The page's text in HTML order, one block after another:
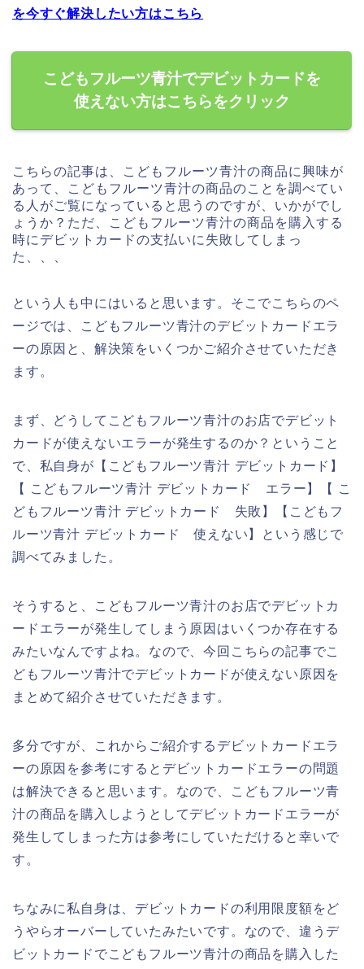
を今すぐ解決したい方はこちら
こどもフルーツ青汁でデビットカードを
使えない方はこちらをクリック
こちらの記事は、こどもフルーツ青汁の商品に興味が
あって、こどもフルーツ青汁の商品のことを調べてい
る人がご覧になっていると思うのですが、いかがでし
ょうか？ただ、こどもフルーツ青汁の商品を購入する
時にデビットカードの支払いに失敗してしまっ
た、、、
という人も中にはいると思います。そこでこちらのペ
ージでは、こどもフルーツ青汁のデビットカードエラ
ーの原因と、解決策をいくつかご紹介させていただき
ます。
まず、どうしてこどもフルーツ青汁のお店でデビット
カードが使えないエラーが発生するのか？ということ
で、私自身が【こどもフルーツ青汁 デビットカード】
【 こどもフルーツ青汁 デビットカード エラー】【 こ
どもフルーツ青汁 デビットカード 失敗】【こどもフ
ルーツ青汁 デビットカード 使えない】という感じで
調べてみました。
そうすると、こどもフルーツ青汁のお店でデビットカ
ードエラーが発生してしまう原因はいくつか存在する
みたいなんですよね。なので、今回こちらの記事でこ
どもフルーツ青汁でデビットカードが使えない原因を
まとめて紹介させていただきます。
多分ですが、これからご紹介するデビットカードエラ
ーの原因を参考にするとデビットカードエラーの問題
は解決できると思います。なので、こどもフルーツ青
汁の商品を購入しようとしてデビットカードエラーが
発生してしまった方は参考にしていただけると幸いで
す。
ちなみに私自身は、デビットカードの利用限度額をど
うやらオーバーしていたみたいです。なので、違うデ
ビットカードでこどもフルーツ青汁の商品を購入した